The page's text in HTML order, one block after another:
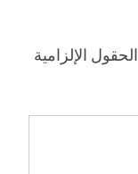
الحقول الإلزامية